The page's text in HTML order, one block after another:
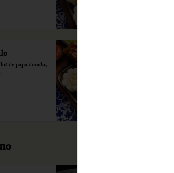
de papa dorada,